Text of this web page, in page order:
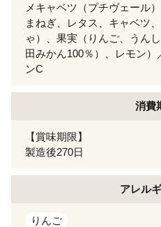
メキャベツ（プチヴェール
まねぎ、レタス、キャベツ
ゃ）、果実（りんご、うん
田みかん100％）、レモン）
ンC
消費
【賞味期限】
製造後270日
アレル
りんご